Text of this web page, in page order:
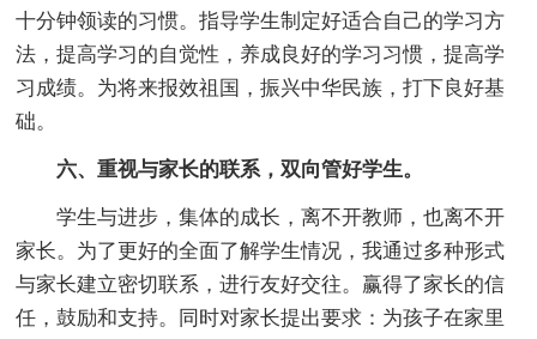
十分钟领读的习惯。指导学生制定好适合自己的学习方
法，提高学习的自觉性，养成良好的学习习惯，提高学
习成绩。为将来报效祖国，振兴中华民族，打下良好基
础。
六、重视与家长的联系，双向管好学生。
学生与进步，集体的成长，离不开教师，也离不开
家长。为了更好的全面了解学生情况，我通过多种形式
与家长建立密切联系，进行友好交往。赢得了家长的信
任，鼓励和支持。同时对家长提出要求：为孩子在家里